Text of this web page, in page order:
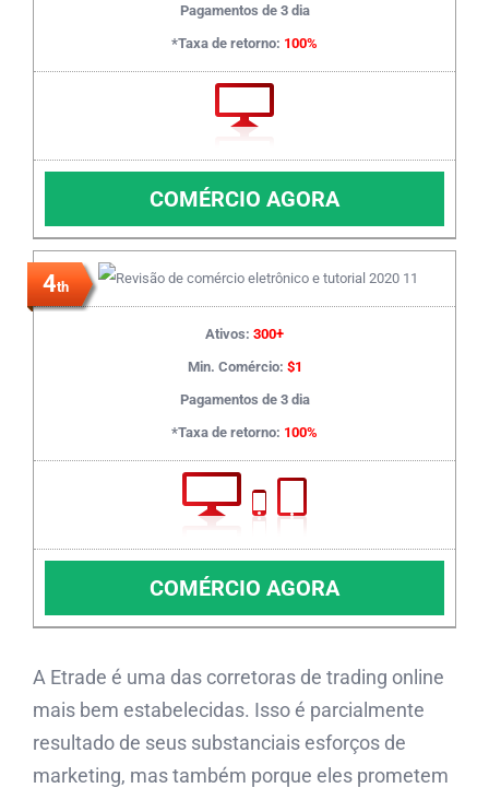
Pagamentos de 3 dia
*Taxa de retorno: 100%
COMÉRCIO AGORA
4th
Ativos: 300+
Min. Comércio: $1
Pagamentos de 3 dia
*Taxa de retorno: 100%
COMÉRCIO AGORA
A Etrade é uma das corretoras de trading online
mais bem estabelecidas. Isso é parcialmente
resultado de seus substanciais esforços de
marketing, mas também porque eles prometem